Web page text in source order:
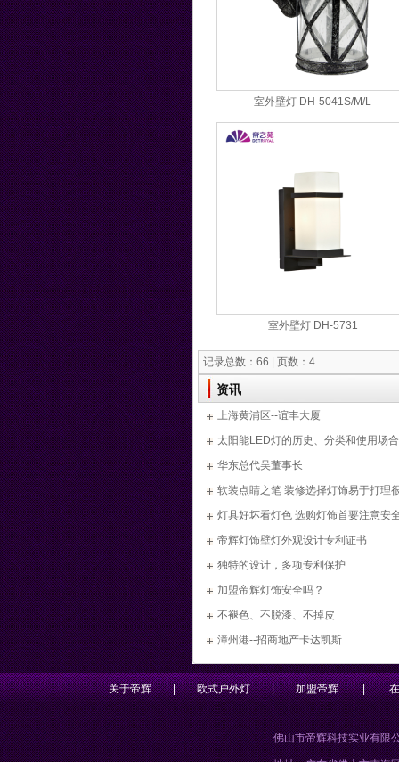
室外壁灯 DH-5041S/M/L
室外壁灯 DH-5731
记录总数：66 | 页数：4
资讯
上海黄浦区--谊丰大厦
太阳能LED灯的历史、分类和使用场合
华东总代吴董事长
软装点睛之笔 装修选择灯饰易于打理
灯具好坏看灯色 选购灯饰首要注意安
帝辉灯饰壁灯外观设计专利证书
独特的设计，多项专利保护
加盟帝辉灯饰安全吗？
不褪色、不脱漆、不掉皮
漳州港--招商地产卡达凯斯
关于帝辉 | 欧式户外灯 | 加盟帝辉 |
佛山市帝辉科技实业有限